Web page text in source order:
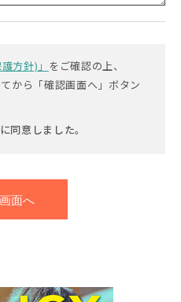
方針)」 をご確認の上、
から「確認画面へ」ボタン
同意しました。
面へ